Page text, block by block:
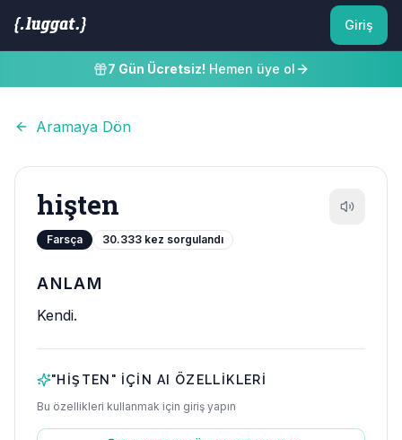
Giriş
7 Gün Ücretsiz! Hemen üye ol
Aramaya Dön
hişten
Farsça 30.333 kez sorgulandı
ANLAM
Kendi.
"HIŞTEN " IÇIN AI ÖZELLIKLERI
Bu özellikleri kullanmak için giriş yapın